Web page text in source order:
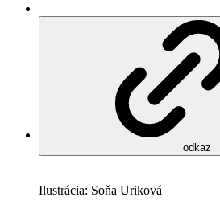
odkaz
Ilustrácia: Soňa Uriková